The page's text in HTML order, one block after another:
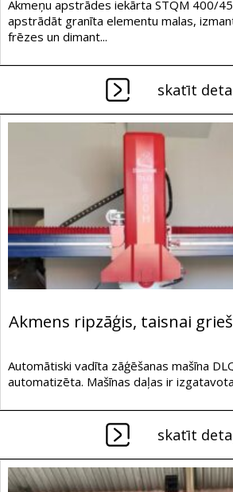
Akmeņu apstrādes iekārta STQM 400/
apstrādāt granīta elementu malas,
frēzes un dimant...
skatīt
Akmens ripzāģis, taisnai
Automātiski vadīta zāģēšanas mašīna
automatizēta. Mašīnas daļas ir
skatīt